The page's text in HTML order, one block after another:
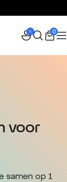
0
voor
samen op 1